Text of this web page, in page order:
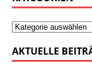
AKTUELLE